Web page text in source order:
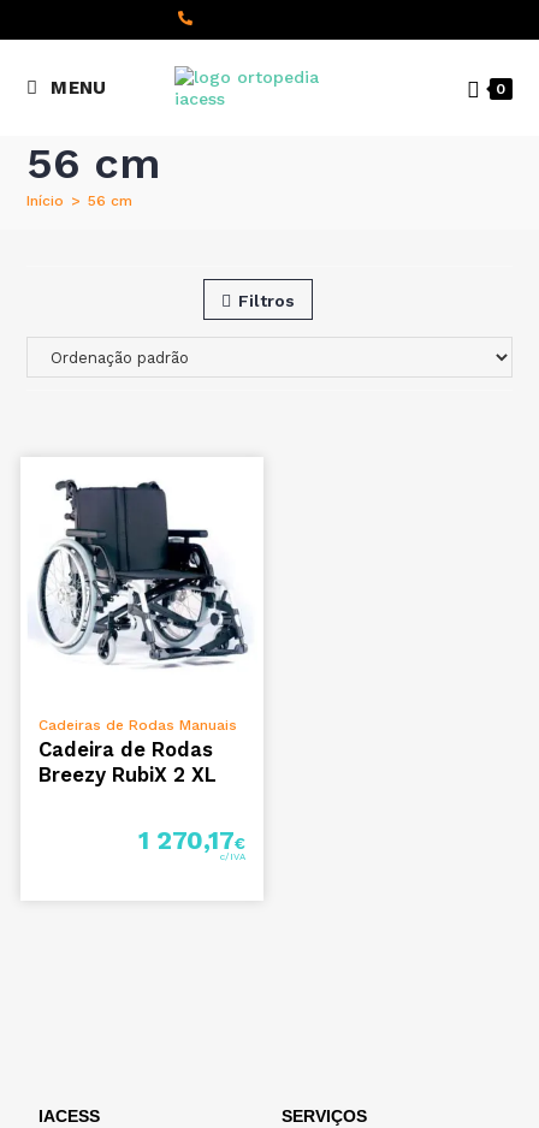
Chamada para a rede fixa
MENU 0
56 cm
Início > 56 cm
Filtros
VER OPÇÕES
Cadeiras de Rodas Manuais
Cadeira de Rodas
Breezy RubiX 2 XL
1 270,17€
IACESS SERVIÇOS